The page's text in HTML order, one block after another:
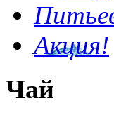
Акция!
Чай